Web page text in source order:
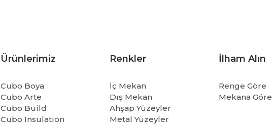
Ürünlerimiz
Cubo Boya
Cubo Arte
Cubo Build
Cubo Insulation
Renkler
İç Mekan
Dış Mekan
Ahşap Yüzeyler
Metal Yüzeyler
İlham Alın
Renge Göre
Mekana Göre